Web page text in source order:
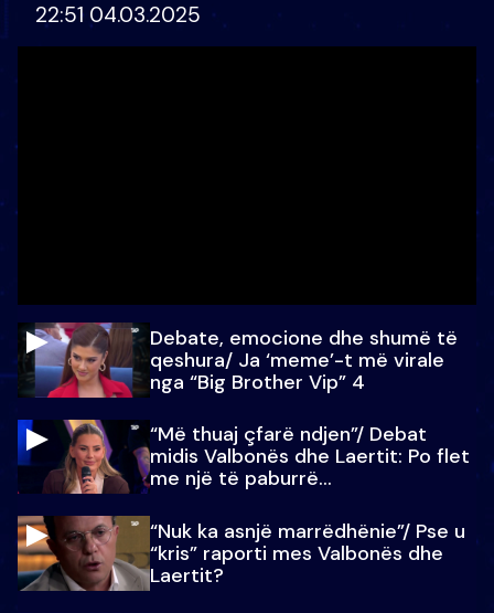
22:51 04.03.2025
Debate, emocione dhe shumë të
qeshura/ Ja ‘meme’-t më virale
nga “Big Brother Vip” 4
“Më thuaj çfarë ndjen”/ Debat
midis Valbonës dhe Laertit: Po flet
me një të paburrë...
“Nuk ka asnjë marrëdhënie”/ Pse u
“kris” raporti mes Valbonës dhe
Laertit?